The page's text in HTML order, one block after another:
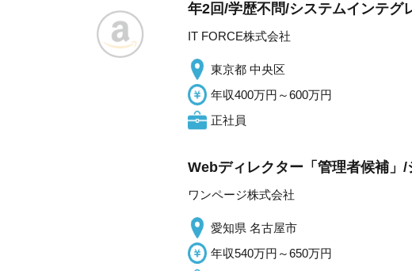
年2回/学歴不問/システムインテグ
IT FORCE株式会社
東京都 中央区
年収400万円～600万円
正社員
Webディレクター「管理者候補」
ワンページ株式会社
愛知県 名古屋市
年収540万円～650万円